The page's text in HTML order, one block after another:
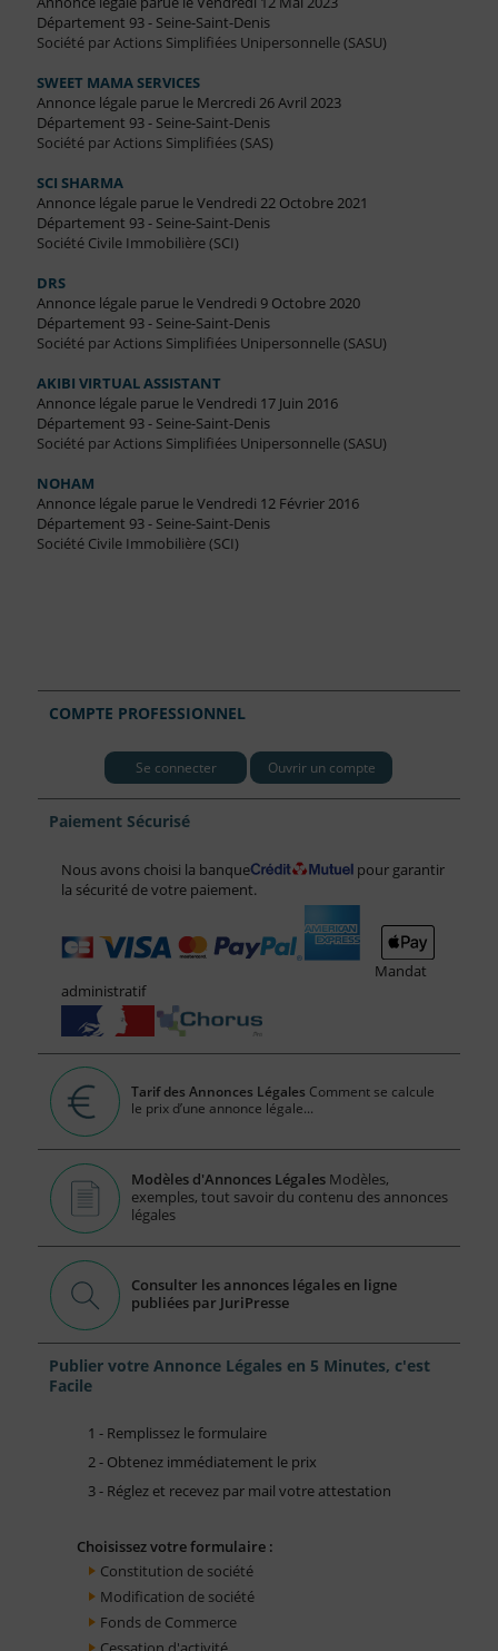
Département 93 - Seine-Saint-Denis
Société par Actions Simplifiées Unipersonnelle (SASU)
SWEET MAMA SERVICES
Annonce légale parue le Mercredi 26 Avril 2023
Département 93 - Seine-Saint-Denis
Société par Actions Simplifiées (SAS)
SCI SHARMA
Annonce légale parue le Vendredi 22 Octobre 2021
Département 93 - Seine-Saint-Denis
Société Civile Immobilière (SCI)
DRS
Annonce légale parue le Vendredi 9 Octobre 2020
Département 93 - Seine-Saint-Denis
Société par Actions Simplifiées Unipersonnelle (SASU)
AKIBI VIRTUAL ASSISTANT
Annonce légale parue le Vendredi 17 Juin 2016
Département 93 - Seine-Saint-Denis
Société par Actions Simplifiées Unipersonnelle (SASU)
NOHAM
Annonce légale parue le Vendredi 12 Février 2016
Département 93 - Seine-Saint-Denis
Société Civile Immobilière (SCI)
COMPTE PROFESSIONNEL
Se connecter Ouvrir un compte
Paiement Sécurisé
Nous avons choisi la banque
pour garantir
la sécurité de votre paiement.
Mandat
administratif
Tarif des Annonces Légales Comment se calcule
le prix d’une annonce légale...
Modèles d'Annonces Légales Modèles,
exemples, tout savoir du contenu des annonces
légales
Consulter les annonces légales en ligne
publiées par JuriPresse
Publier votre Annonce Légales en 5 Minutes, c'est
Facile
1 - Remplissez le formulaire
2 - Obtenez immédiatement le prix
3 - Réglez et recevez par mail votre attestation
Choisissez votre formulaire :
Constitution de société
Modification de société
Fonds de Commerce